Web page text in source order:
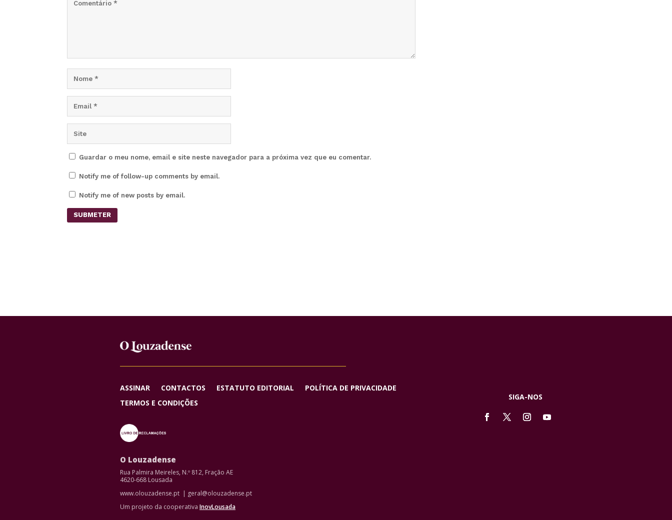
Guardar o meu nome, email e site neste navegador para a próxima vez que eu comentar.
Notify me of follow-up comments by email.
Notify me of new posts by email.
SUBMETER
ASSINAR CONTACTOS ESTATUTO EDITORIAL
POLÍTICA DE PRIVACIDADE
TERMOS E CONDIÇÕES
O Louzadense
Rua Palmira Meireles, N.º 812, Fração AE
4620-668 Lousada
www.olouzadense.pt | geral@olouzadense.pt
Um projeto da cooperativa InovLousada
SIGA-NOS